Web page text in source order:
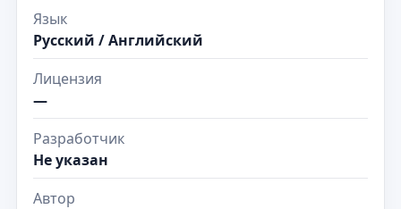
Язык
Русский / Английский
Лицензия
—
Разработчик
Не указан
Автор